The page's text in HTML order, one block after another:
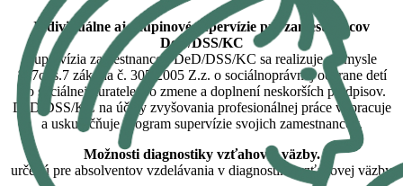
Individuálne aj skupinové supervízie pre zamestnancov
DeD/DSS/KC
Supervízia zamestnancov DeD/DSS/KC sa realizuje v zmysle
§47ods.7 zákona č. 305/2005 Z.z. o sociálnoprávnej ochrane detí
a o sociálnej kuratele a o zmene a doplnení neskorších predpisov.
DeD/DSS/KC na účely zvyšovania profesionálnej práce vypracuje
a uskutočňuje program supervízie svojich zamestnancov.
Možnosti diagnostiky vzťahovej väzby.
určenú pre absolventov vzdelávania v diagnostike vzťahovej väzby